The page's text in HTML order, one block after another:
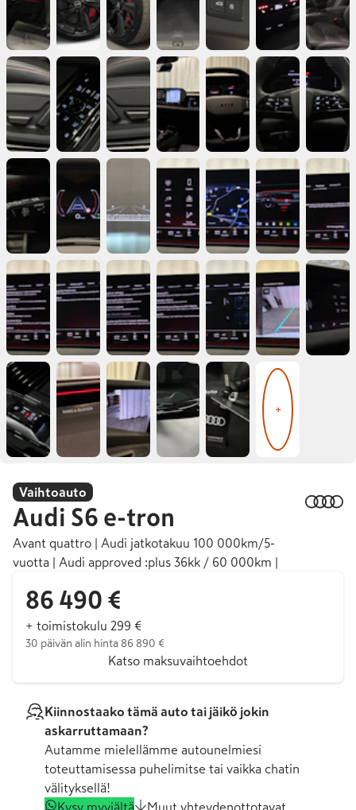
+
Vaihtoauto
Audi S6 e-tron
Avant quattro | Audi jatkotakuu 100 000km/5-
vuotta | Audi approved :plus 36kk / 60 000km |
86 490 €
+ toimistokulu 299 €
30 päivän alin hinta 86 890 €
Katso maksuvaihtoehdot
Kiinnostaako tämä auto tai jäikö jokin
askarruttamaan?
Autamme mielellämme autounelmiesi
toteuttamisessa puhelimitse tai vaikka chatin
välityksellä!
Kysy myyjältä
Muut yhteydenottotavat